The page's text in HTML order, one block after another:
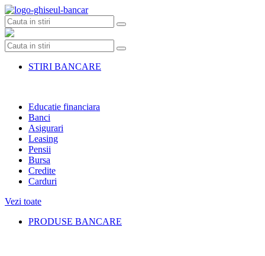
Skip
to
content
STIRI BANCARE
Educatie financiara
Banci
Asigurari
Leasing
Pensii
Bursa
Credite
Carduri
Vezi toate
PRODUSE BANCARE